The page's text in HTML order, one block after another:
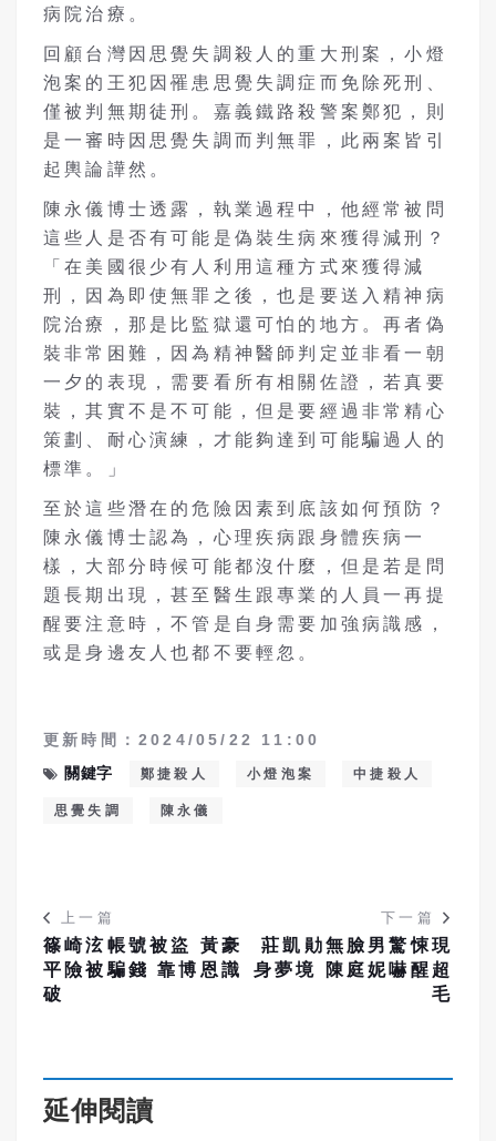
病院治療。
回顧台灣因思覺失調殺人的重大刑案，小燈
泡案的王犯因罹患思覺失調症而免除死刑、
僅被判無期徒刑。嘉義鐵路殺警案鄭犯，則
是一審時因思覺失調而判無罪，此兩案皆引
起輿論譁然。
陳永儀博士透露，執業過程中，他經常被問
這些人是否有可能是偽裝生病來獲得減刑？
「在美國很少有人利用這種方式來獲得減
刑，因為即使無罪之後，也是要送入精神病
院治療，那是比監獄還可怕的地方。再者偽
裝非常困難，因為精神醫師判定並非看一朝
一夕的表現，需要看所有相關佐證，若真要
裝，其實不是不可能，但是要經過非常精心
策劃、耐心演練，才能夠達到可能騙過人的
標準。」
至於這些潛在的危險因素到底該如何預防？
陳永儀博士認為，心理疾病跟身體疾病一
樣，大部分時候可能都沒什麼，但是若是問
題長期出現，甚至醫生跟專業的人員一再提
醒要注意時，不管是自身需要加強病識感，
或是身邊友人也都不要輕忽。
更新時間：2024/05/22 11:00
關鍵字
鄭捷殺人 小燈泡案 中捷殺人
思覺失調 陳永儀
上一篇
篠崎泫帳號被盜 黃豪
平險被騙錢 靠博恩識
破
下一篇
莊凱勛無臉男驚悚現
身夢境 陳庭妮嚇醒超
毛
延伸閱讀